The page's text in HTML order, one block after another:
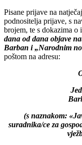
Pisane prijave na
podnositelja prijave, s
brojem, te s dokazima o
dana od dana objave
Barban i „Narodnim
poštom na adresu:
(s naznakom:
suradnika/ce za